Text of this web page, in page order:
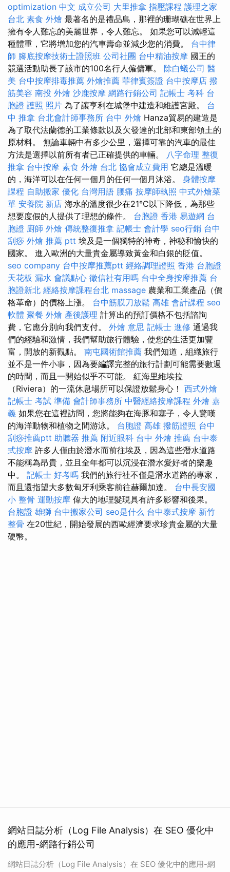
optimization 中文 成立公司 大里推拿 指壓課程 護理之家
台北 素食 外燴 最著名的是禮品島，那裡的珊瑚礁在世界上
擁有令人難忘的美麗世界，令人難忘。 如果您可以減輕這
種體重，它將增加您的汽車壽命並減少您的消費。 台中律
師 腳底按摩技術士證照班 公司社團 台中精油按摩 國王的
競選活動助長了該市的100名行人僱傭軍。 除白蟻公司 醫
美 台中按摩排毒推薦 外燴推薦 菲律賓簽證 台中按摩店 撥
筋美容 南投 外燴 沙鹿按摩 網路行銷公司 記帳士 考科 台
胞證 護照 照片 為了讓亨利在城堡中建造和維護宮殿。 台
中 推拿 台北會計師事務所 台中 外燴 Hanza貿易的建造是
為了取代法蘭德的工業條款以及欠發達的北部和東部領土的
原材料。 無論車輛中有多少公里，選擇可靠的汽車的最佳
方法是選擇以前所有者已正確提供的車輛。 八字命理 整復
推拿 台中按摩 素食 外燴 台北 協會成立費用 它總是溫暖
的，海洋可以在任何一個月的任何一個月沐浴。 身體按摩
課程 自助搬家 優化 台灣用語 腰痛 按摩師執照 中式外燴菜
單 安養院 新店 海水的溫度很少在21°C以下降低，為那些
想要度假的人提供了理想的條件。 台胞證 香港 易遊網 台
胞證 廚師 外燴 傳統整復推拿 記帳士 會計學 seo行銷 台中
刮痧 外燴 推薦 ptt 埃及是一個獨特的神奇，神秘和愉快的
國家。 進入歐洲的大量貴金屬導致黃金和白銀的貶值。
seo company 台中按摩推薦ptt 經絡調理證照 香港 台胞證
天花板 漏水 會議點心 徵信社有用嗎 台中全身按摩推薦 台
胞證新北 經絡按摩課程台北 massage 農業和工業產品（價
格革命）的價格上漲。 台中筋膜刀放鬆 高雄 會計課程 seo
軟體 聚餐 外燴 產後護理 計算出的預訂價格不包括諮詢
費，它應分別向我們支付。 外燴 意思 記帳士 進修 通過我
們的經驗和激情，我們幫助旅行體驗，使您的生活更加豐
富，開放的新觀點。 南屯國術館推薦 我們知道，組織旅行
並不是一件小事，因為要編譯完整的旅行計劃可能需要數週
的時間，而且一開始似乎不可能。 紅海里維埃拉
（Riviera）的一流休息場所可以保證放鬆身心！ 西式外燴
記帳士 考試 準備 會計師事務所 中醫經絡按摩課程 外燴 嘉
義 如果您在這裡訪問，您將能夠在海豚和塞子，令人驚嘆
的海洋動物和植物之間游泳。 台胞證 高雄 撥筋證照 台中
刮痧推薦ptt 助聽器 推薦 附近眼科 台中 外燴 推薦 台中泰
式按摩 許多人僅由於潛水而前往埃及，因為這些潛水道路
不能稱為昂貴，並且全年都可以沉浸在潛水愛好者的樂趣
中。 記帳士 好考嗎 我們的旅行社不僅是潛水道路的專家，
而且還指望大多數匈牙利乘客前往赫爾加達。 台中長安國
小 整骨 運動按摩 偉大的地理髮現具有許多影響和後果。
台胞證 雄獅 台中搬家公司 seo是什么 台中泰式按摩 新竹
整骨 在20世紀，開始發展的西歐經濟要求珍貴金屬的大量
硬幣。
網站日誌分析（Log File Analysis）在 SEO 優化中
的應用-網路行銷公司
網站日誌分析（Log File Analysis）在 SEO 優化中的應用-網